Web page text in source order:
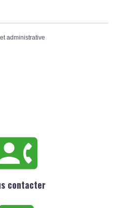
administrative
contacter